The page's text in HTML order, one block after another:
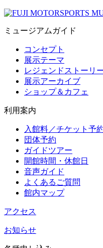
ミュージアムガイド
コンセプト
展示テーマ
レジェンドストーリ
展示アーカイブ
ショップ＆カフェ
利用案内
入館料／チケット予
団体予約
ガイドツアー
開館時間・休館日
音声ガイド
よくあるご質問
館内マップ
アクセス
お知らせ